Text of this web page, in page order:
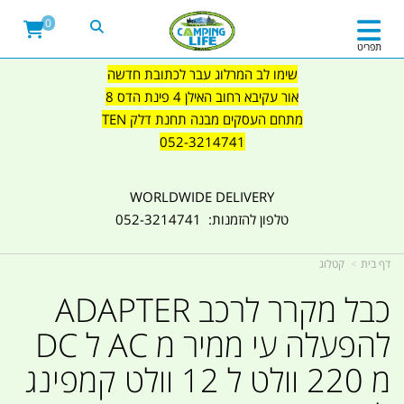
שימו לב המרלוג עבר לכתובת חדשה
אור עקיבא רחוב האילן 4 פינת הדס 8
מתחם העסקים מבנה תחנת דלק TEN
052-3214741
WORLDWIDE DELIVERY
טלפון להזמנות: 052-3214741
תפריט
0
דף בית קטלוג
כבל מקרר לרכב ADAPTER
להפעלה עי ממיר מ AC ל DC
מ 220 וולט ל 12 וולט קמפינג